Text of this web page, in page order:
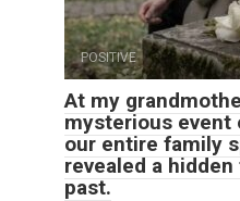
POSITIVE
At my
mysterious
our entire family
revealed a
past.